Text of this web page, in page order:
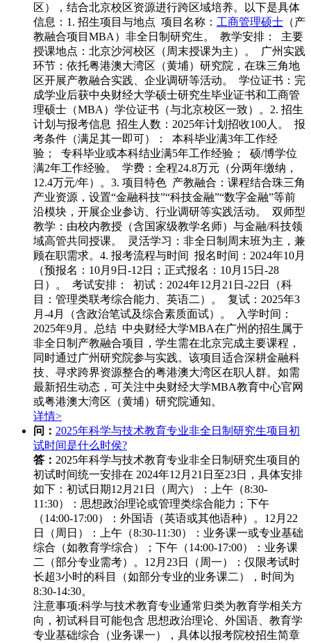
区），结合北京校区资源进行跨区域培养。以下是具体
信息：1. 招生项目与地点 项目名称： 工商管理硕士 （产
教融合项目MBA）非全日制研究生。 教学安排： 主要
授课地点：北京沙河校区（周末授课为主）。 广州实践
环节：依托粤港澳大湾区（黄埔）研究院，在珠三角地
区开展产教融合实践、企业调研等活动。 学位证书：完
成学业后获中央财经大学硕士研究生毕业证书和工商管
理硕士（MBA）学位证书（与北京校区一致）。2. 招生
计划与报考信息 招生人数：2025年计划招收100人。 报
考条件（满足其一即可）： 本科毕业满3年工作经
验； 专科毕业或本科结业满5年工作经验； 硕/博学位
满2年工作经验。 学费：全程24.8万元（分两年缴纳，
12.4万元/年）。3. 项目特色 产教融合：课程结合珠三角
产业资源，设置“金融科技”“科技金融”“数字金融”等前
沿模块，开展企业参访、行业调研等实践活动。 双师型
教学：由校内教授（含国家级教学名师）与金融/科技领
域高管共同授课。 灵活学习：非全日制周末班为主，兼
顾在职需求。4. 报考流程与时间 报名时间：2024年10月
（预报名：10月9日-12日；正式报名：10月15日-28
日）。 考试安排： 初试：2024年12月21日-22日（科
目：管理类联考综合能力、英语二）。 复试：2025年3
月-4月（含政治笔试及综合素质面试）。 入学时间：
2025年9月。总结 中央财经大学MBA在广州的招生属于
非全日制产教融合项目，学生需在北京完成主要课程，
同时通过广州研究院参与实践。该项目适合深耕金融科
技、寻求跨界资源整合的粤港澳大湾区在职人群。如需
最新招生动态，可关注中央财经大学MBA教育中心官网
或粤港澳大湾区（黄埔）研究院通知。
详情>
问： 2025年科学与技术教育专业非全日制研究生项目初
试时间是什么时侯?
答： 2025年科学与技术教育专业非全日制研究生项目的
初试时间统一安排在 ‌2024年12月21日至23日‌，具体安排
如下： 初试日期‌12月21日（周六）‌：
上午（8:30-
11:30）：思想政治理论或管理类综合能力； 下午
（14:00-17:00）：外国语（英语或其他语种）。 12月22
日（周日）‌：
上午（8:30-11:30）：业务课一或专业基础
综合（如教育学综合）； 下午（14:00-17:00）：业务课
二（部分专业需考）。 12月23日（周一）‌： 仅限考试时
长超3小时的科目（如部分专业的业务课二），时间为
8:30-14:30。
注意事项‌:科学与技术教育专业通常归类为教育学相关方
向，初试科目可能包含 ‌思想政治理论、外国语、教育学
专业基础综合‌（业务课一），具体以报考院校招生简章